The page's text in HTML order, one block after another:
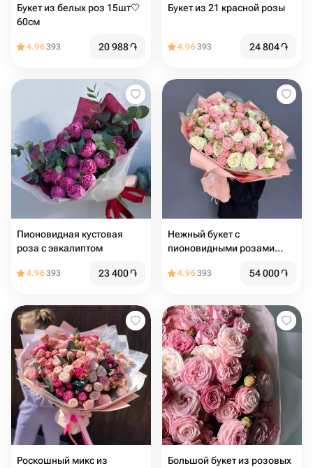
Букет из белых роз 15шт🤍
60см
4.96393 20 988֏
Букет из 21 красной розы
4.96393 24 804֏
Пионовидная кустовая
роза с эвкалиптом
4.96393 23 400֏
Нежный букет с
пионовидными розами
4.96393 54 000֏
Роскошный микс из Большой букет из розовых